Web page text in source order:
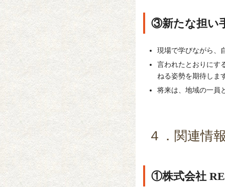
③新たな担い
現場で学びながら、
言われたとおりにす
ねる姿勢を期待しま
将来は、地域の一員
４．関連情
①株式会社